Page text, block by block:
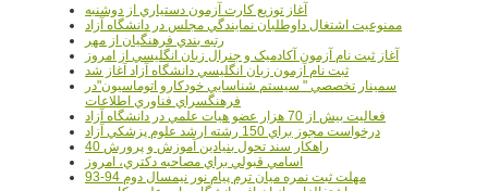
آغاز توزيع کارت آزمون دستياري از دوشنبه
ممنوعيت اشتغال داوطلبان نمايندگي مجلس در دانشگاه آزاد
رتبه بندي فرهنگيان از مهر
آغاز ثبت نام آزمون آکادميک و جنرال زبان انگليسي از امروز
ثبت نام آزمون زبان انگليسي دانشگاه آزاد آغاز شد
سمينار تخصصي " سيستم شناسايي خودکارو اتوماسيون"در
فرهنگسراي فناوري اطلاعات
فعاليت بيش از 70 هزار عضو هيات علمي در دانشگاه آزاد
درخواست مجوز براي 150 رشته ارشد علوم پزشکي آزاد
40 راهکار سند تحول بنيادين آموزش و پرورش
اسامي قبولي براي مصاحبه دکتري، امروز
مهلت ثبت نمره میان ترم پیام نور نیمسال دوم 94-93